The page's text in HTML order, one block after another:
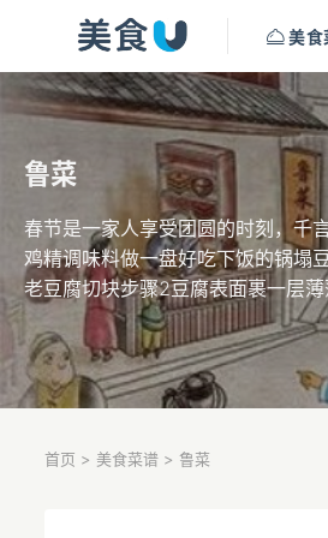
美食
鲁菜
春节是一家人享受团圆的时刻，千
鸡精调味料做一盘好吃下饭的锅塌
老豆腐切块步骤2豆腐表面裹一层薄
首页 > 美食菜谱 > 鲁菜